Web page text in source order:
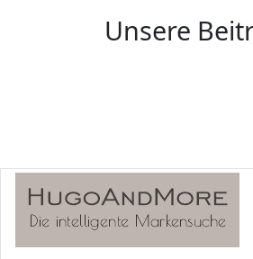
Unsere